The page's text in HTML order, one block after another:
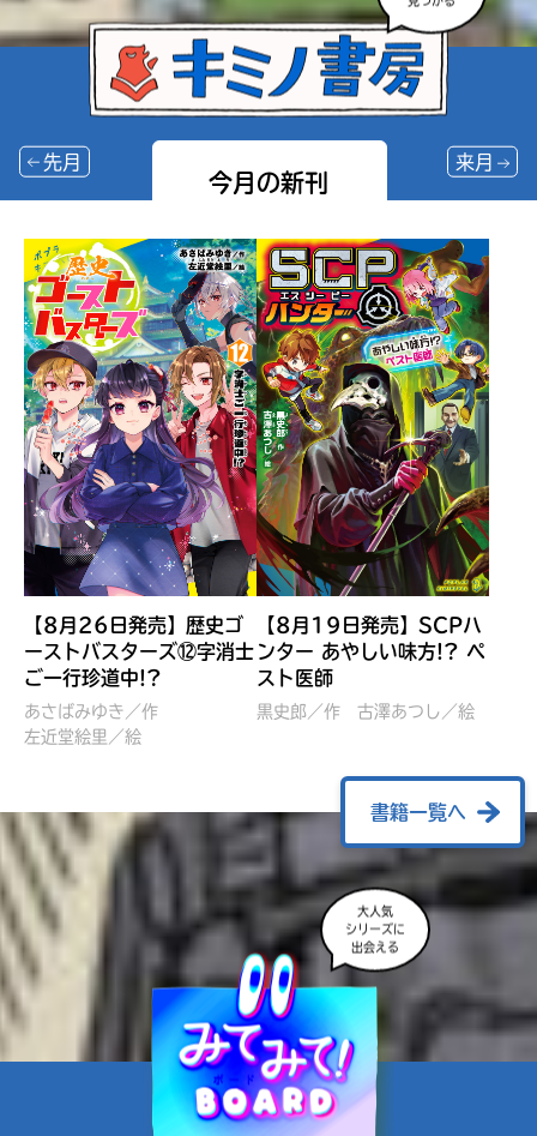
今月の新刊
先月 来月
ぼくたちのマインクラフト
冒険記 エンチャント剣
VS暴走モブ
営委員会／協力
レッツゴー！まいぜんシス
ターズ とつぜん、王様に
佐久間さのすけ／絵
【8月26日発売】歴史ゴ
ーストバスターズ⑫字消士
ご一行珍道中!?
あさばみゆき／作
左近堂絵里／絵
【8月19日発売】SCPハ
ンター あやしい味方!? ペ
スト医師
黒史郎／作 古澤あつし／絵
書籍一覧へ
大人気
シリーズに
出会える